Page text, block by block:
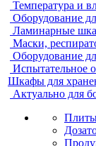
Температура и
Оборудование
Ламинарные
Маски,
Оборудование
Испытательное
Шкафы для
Актуально для
Плиты